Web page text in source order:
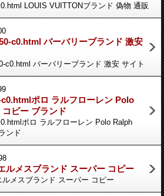
LOUIS VUITTONブランド 偽物 通販
c0.html バーバリーブランド 激安
c0.html バーバリーブランド 激安 サイト
ポロ ラルフローレン Polo
ピー ブランド
ポロ ラルフローレン Polo Ralph
ンド
メスブランド スーパー コピー
メスブランド スーパー コピー